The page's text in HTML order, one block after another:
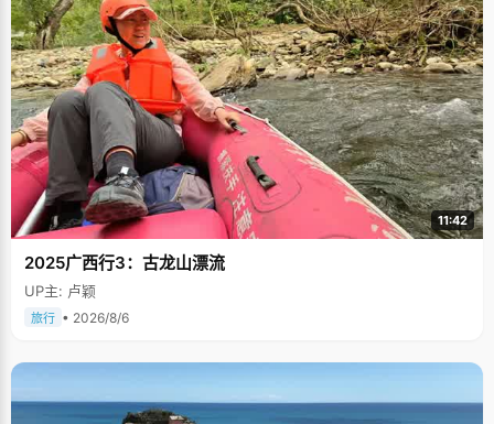
11:42
2025广西行3：古龙山漂流
UP主: 卢颖
旅行 • 2026/8/6